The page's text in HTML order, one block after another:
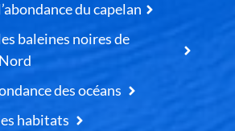
du capelan
baleines noires de
des océans
habitats